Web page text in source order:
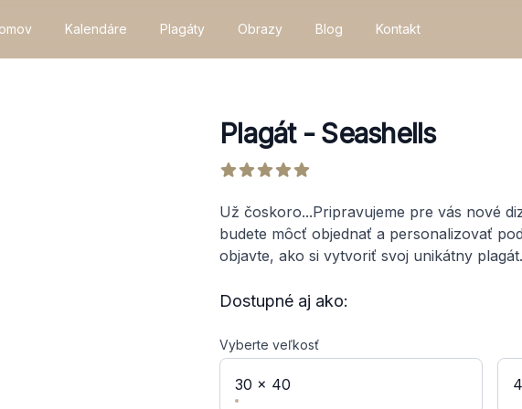
Kalendáre Plagáty Obrazy Blog Kontakt
Plagát-Seashells
Product information
Reviews
out of 5 stars
Description
Už čoskoro...Pripravujeme pre vás nové
budete môcť objednať a personalizovať
objavte, ako si vytvoriť svoj unikátny plagát.
Dostupné aj ako:
Vyberte veľkosť
30 x 40